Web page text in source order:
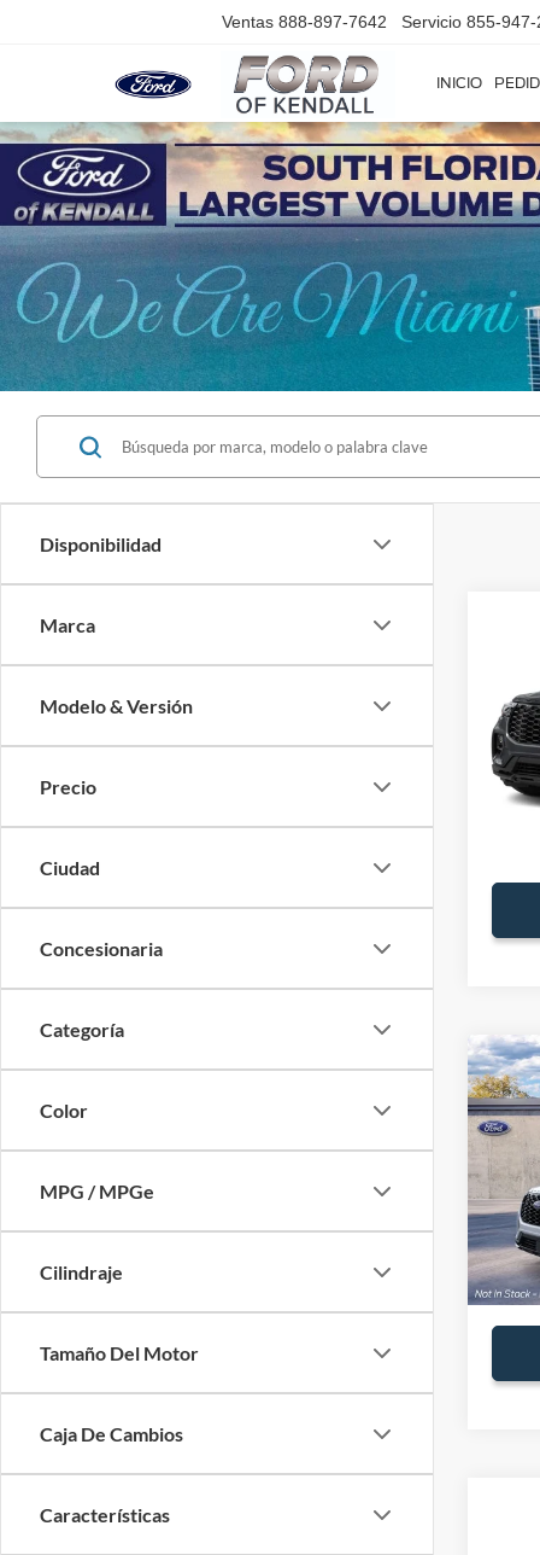
Ventas 888-897-7642 Servicio 855-947-
INICIO
Disponibilidad
Marca
Modelo & Versión
Precio
Ciudad
Concesionaria
Categoría
Color
MPG / MPGe
Cilindraje
Tamaño Del Motor
Caja De Cambios
Características
VIN:
Ford
Precio
2026
VIN:
MSRP:
Ford
Precio